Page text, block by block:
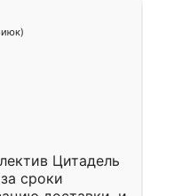
Цитадель
сроки